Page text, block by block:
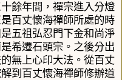
餘年間，禪宗進入分燈
百丈懷海禪師所處的時
五祖弘忍門下金和尚淨
希遷石頭宗。之後分出
無上心印大法。從百丈
到 百丈懷海禪師修辦道